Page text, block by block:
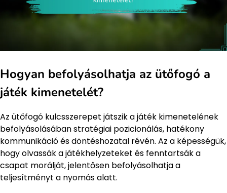
Hogyan befolyásolhatja az ütőfogó a
játék kimenetelét?
Az ütőfogó kulcsszerepet játszik a játék kimenetelének
befolyásolásában stratégiai pozicionálás, hatékony
kommunikáció és döntéshozatal révén. Az a képességük,
hogy olvassák a játékhelyzeteket és fenntartsák a
csapat morálját, jelentősen befolyásolhatja a
teljesítményt a nyomás alatt.